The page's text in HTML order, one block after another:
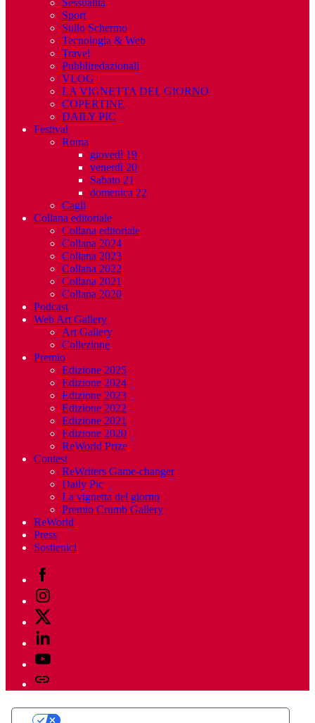
Sport
Sullo Schermo
Tecnologia & Web
Travel
Pubbliredazionali
VLOG
LA VIGNETTA DEL GIORNO
COPERTINE
DAILY PIC
Festival
Roma
giovedì 19
venerdì 20
Sabato 21
domenica 22
Cagli
Collana editoriale
Collana editoriale
Collana 2024
Collana 2023
Collana 2022
Collana 2021
Collana 2020
Podcast
Web Art Gallery
Art Gallery
Collezione
Premio
Edizione 2025
Edizione 2024
Edizione 2023
Edizione 2022
Edizione 2021
Edizione 2020
ReWorld Prize
Contest
ReWriters Game-changer
Daily Pic
La vignetta del giorno
Premio Crumb Gallery
ReWorld
Press
Sostienici
Facebook
Instagram
Twitter
Linkedin
Youtube
Telegram
Le tue preferenze relative alla privacy